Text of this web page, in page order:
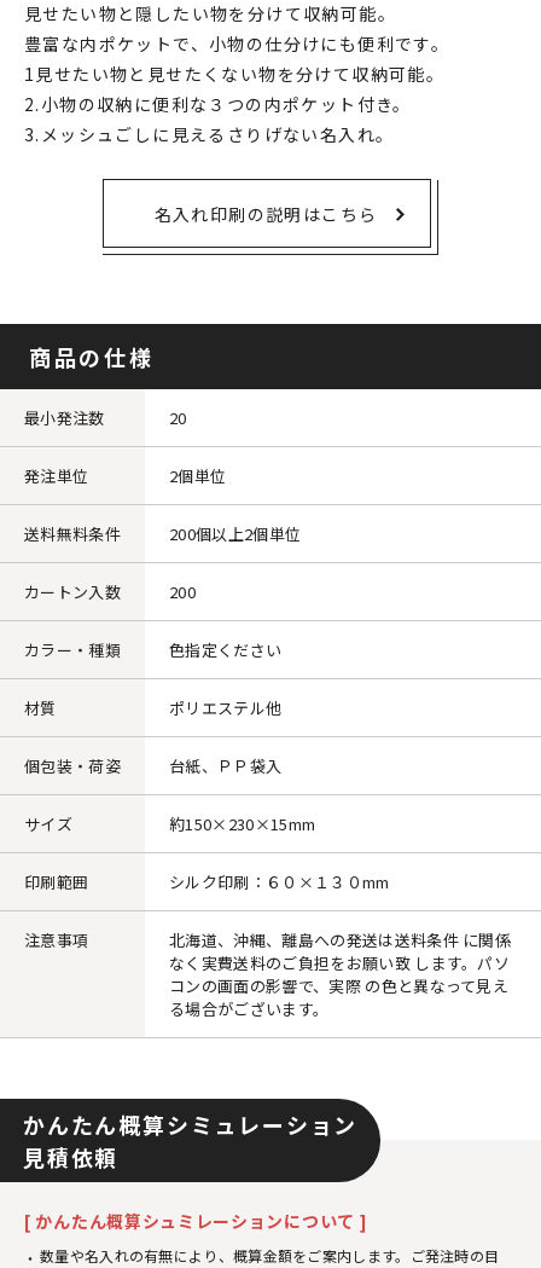
見せたい物と隠したい物を分けて収納可能。
豊富な内ポケットで、小物の仕分けにも便利です。
1見せたい物と見せたくない物を分けて収納可能。
2.小物の収納に便利な３つの内ポケット付き。
3.メッシュごしに見えるさりげない名入れ。
名入れ印刷の説明はこちら
商品の仕様
最小発注数 20
発注単位 2個単位
送料無料条件 200個以上2個単位
カートン入数 200
カラー・種類 色指定ください
材質 ポリエステル他
個包装・荷姿 台紙、ＰＰ袋入
サイズ 約150×230×15mm
印刷範囲 シルク印刷：６０×１３０mm
注意事項
北海道、沖縄、離島への発送は送料条件 に関係
なく実費送料のご負担をお願い致 します。パソ
コンの画面の影響で、実際 の色と異なって見え
る場合がございます。
かんたん概算シミュレーション
見積依頼
[ かんたん概算シュミレーションについて ]
数量や名入れの有無により、概算金額をご案内します。ご発注時の目